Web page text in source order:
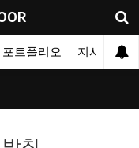
포트폴리오 지사&대리